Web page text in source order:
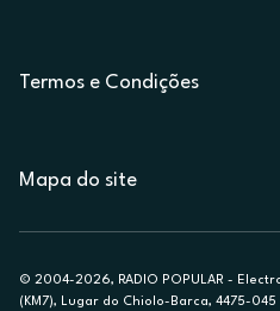
Termos e Condições
Mapa do site
© 2004-2026, RADIO POPULAR -
(KM7), Lugar do Chiolo-Barca, 4475-